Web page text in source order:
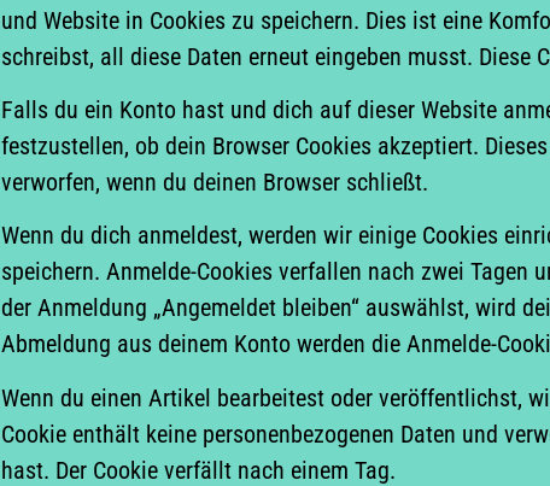
und Website in Cookies zu speichern. Dies ist eine
schreibst, all diese Daten erneut eingeben musst. Diese
Falls du ein Konto hast und dich auf dieser Website
festzustellen, ob dein Browser Cookies akzeptiert.
verworfen, wenn du deinen Browser schließt.
Wenn du dich anmeldest, werden wir einige Cookies
speichern. Anmelde-Cookies verfallen nach zwei
der Anmeldung „Angemeldet bleiben“ auswählst, wird
Abmeldung aus deinem Konto werden die Anmelde-
Wenn du einen Artikel bearbeitest oder veröffentlichst,
Cookie enthält keine personenbezogenen Daten und
hast. Der Cookie verfällt nach einem Tag.